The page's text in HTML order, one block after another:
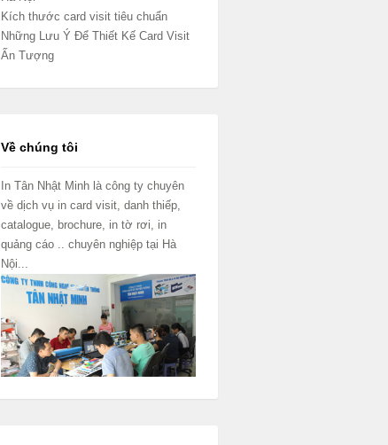
Kích thước card visit tiêu chuẩn
Những Lưu Ý Để Thiết Kế Card Visit
Ấn Tượng
Về chúng tôi
In Tân Nhật Minh là công ty chuyên
về dịch vụ in card visit, danh thiếp,
catalogue, brochure, in tờ rơi, in
quảng cáo .. chuyên nghiệp tại Hà
Nội...